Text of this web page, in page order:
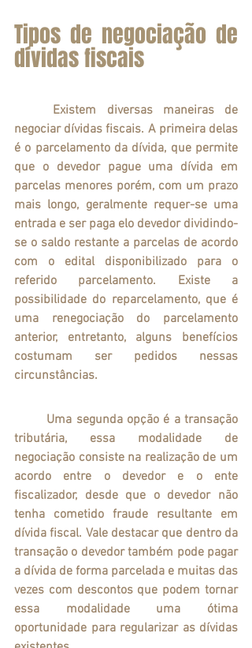
Tipos de negociação de
dívidas fiscais
negociar dívidas fiscais. A primeira delas
é o parcelamento da dívida, que permite
que o devedor pague uma dívida em
parcelas menores porém, com um prazo
mais longo, geralmente requer-se uma
entrada e ser paga elo devedor dividindo-
se o saldo restante a parcelas de acordo
com o edital disponibilizado para o
referido parcelamento. Existe a
possibilidade do reparcelamento, que é
uma renegociação do parcelamento
anterior, entretanto, alguns benefícios
costumam ser pedidos nessas
circunstâncias.
tributária, essa modalidade de
negociação consiste na realização de um
acordo entre o devedor e o ente
fiscalizador, desde que o devedor não
tenha cometido fraude resultante em
dívida fiscal. Vale destacar que dentro da
transação o devedor também pode pagar
a dívida de forma parcelada e muitas das
vezes com descontos que podem tornar
essa modalidade uma ótima
oportunidade para regularizar as dívidas